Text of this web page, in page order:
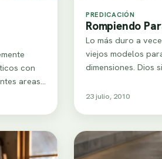
con
areas
PREDICACIÓN
Rompiendo
Lo más duro a
viejos modelos
dimensiones. Dios
23 julio, 2010